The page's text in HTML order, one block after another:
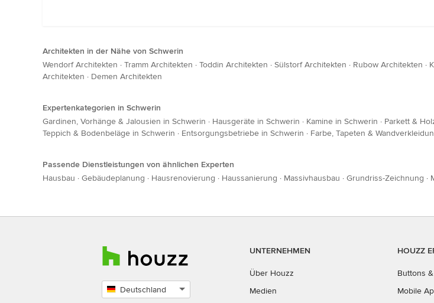
Architekten in der Nähe von Schwerin
Wendorf Architekten · Tramm Architekten · Toddin Architekten · Sülstorf Architekten · Rubow Architekten ·
Architekten · Demen Architekten
Expertenkategorien in Schwerin
Gardinen, Vorhänge & Jalousien in Schwerin · Hausgeräte in Schwerin · Kamine in Schwerin · Parkett &
Teppich & Bodenbeläge in Schwerin · Entsorgungsbetriebe in Schwerin · Farbe, Tapeten &
Passende Dienstleistungen von ähnlichen Experten
Hausbau · Gebäudeplanung · Hausrenovierung · Haussanierung · Massivhausbau · Grundriss-Zeichnung ·
Deutschland
UNTERNEHMEN
Über Houzz
Medien
HOUZZ
Buttons
Mobile